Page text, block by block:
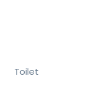
Toilet